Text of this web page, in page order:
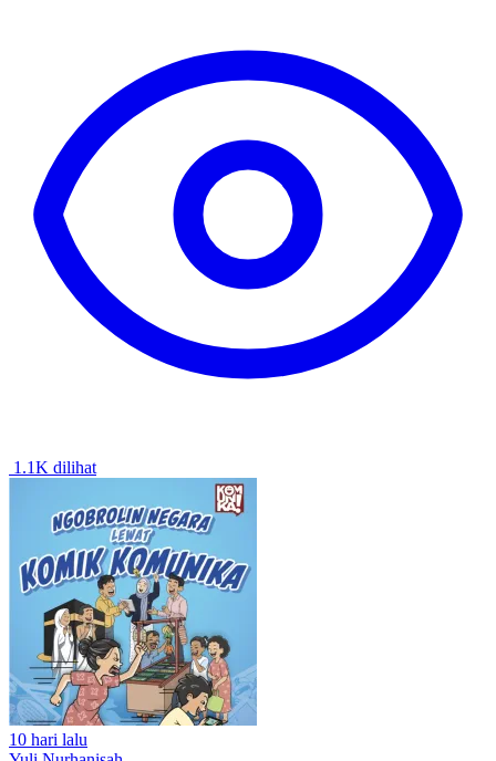
1.1K dilihat
10 hari lalu